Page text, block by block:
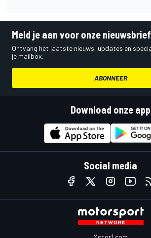
Meld je aan voor onze nieuwsbrief
Ontvang het laatste nieuws, updates en
je mailbox.
ABONNEER
Download onze app
Social media